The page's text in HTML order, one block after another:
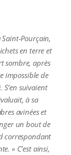
Saint-Pourçain,
en terre et
sombre, après
impossible de
suivaient
à sa
avinées et
un bout de
correspondant
» C’est ainsi,